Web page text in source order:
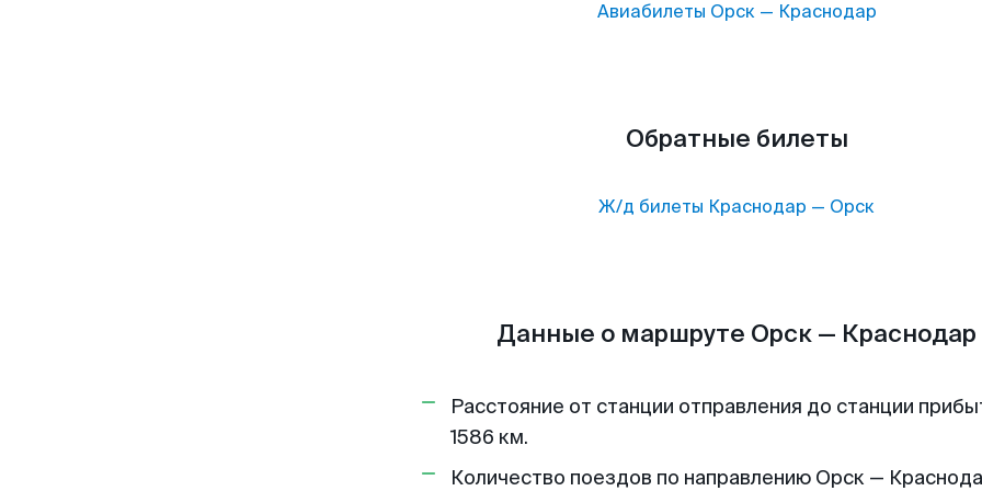
Авиабилеты Орск— Краснодар
Обратные билеты
Ж/д билеты Краснодар — Орск
Данные о маршруте Орск — Краснодар
Расстояние от станции отправления до станции
1586 км.
Количество поездов по направлению Орск —